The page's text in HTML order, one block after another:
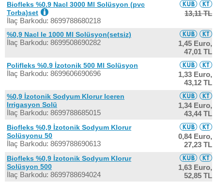
Biofleks %0.9 Nacl 3000 Ml Solüsyon (pvc
Torba)set
İlaç Barkodu: 8699788680218
13,11 TL
%0,9 Nacl Ie 1000 Ml Solüsyon(setsiz)
İlaç Barkodu: 8699508690282
1,45 Euro,
47,01 TL
Polifleks %0.9 İzotonik 500 Ml Solüsyon
İlaç Barkodu: 8699606690696
1,33 Euro,
43,12 TL
%0,9 İzotonik Sodyum Klorur Iceren
Irrigasyon Solü
İlaç Barkodu: 8699788685015
1,34 Euro,
43,44 TL
Biofleks %0,9 İzotonik Sodyum Klorur
Solüsyonu 50
İlaç Barkodu: 8699788690613
0,84 Euro,
27,23 TL
Biofleks %0,9 İzotonik Sodyum Klorur
Solüsyon 500
İlaç Barkodu: 8699788694024
1,63 Euro,
52,85 TL